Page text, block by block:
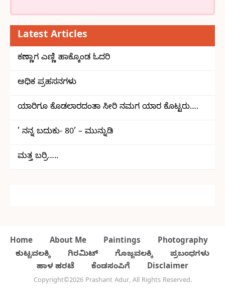
Latest Articles
ಕಣ್ಣಾಗ ಎಣ್ಣಿ ಹಾಕ್ಕೊಂಡ ಓದರಿ
ಅಧಿಕ ಪ್ರಹಸನಗಳು
ಯಾರಿಗೂ ಕೊಡಲಾರದಂತಾ ಸೀರಿ ನಮಗ ಯಾರ ಕೊಟ್ಟರು….
’ ನನ್ನ ಬದುಕು- 80’ – ಮುನ್ನುಡಿ
ಮತ್ತ ಬರ್ರಿ…..
Home About Me Paintings
Photography
ಕುಟ್ಟವಲಕ್ಕಿ
ಗಿರಮಿಟ್ ಗೊಜ್ಜವಲಕ್ಕಿ
ಪ್ರಬಂಧಗಳು
ಹಾಳ ಹರಟೆ
ಕೆಂಡಸಂಪಿಗೆ Disclaimer
Copyright©2026 Prashant Adur, All Rights Reserved.